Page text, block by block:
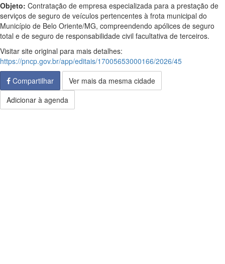
Objeto: Contratação de empresa especializada para a prestação de
serviços de seguro de veículos pertencentes à frota municipal do
Município de Belo Oriente/MG, compreendendo apólices de seguro
total e de seguro de responsabilidade civil facultativa de terceiros.
Visitar site original para mais detalhes:
https://pncp.gov.br/app/editais/17005653000166/2026/45
Compartilhar
Ver mais da mesma cidade
Adicionar à agenda